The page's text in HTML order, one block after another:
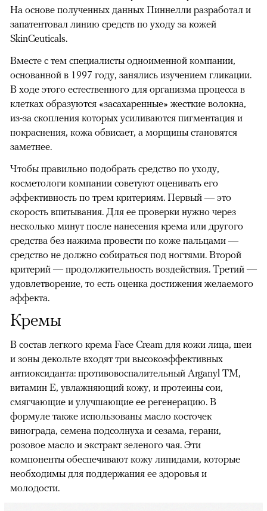
На основе полученных данных Пиннелли разработал и
запатентовал линию средств по уходу за кожей
SkinCeuticals.
Вместе с тем специалисты одноименной компании,
основанной в 1997 году, занялись изучением гликации.
В ходе этого естественного для организма процесса в
клетках образуются «засахаренные» жесткие волокна,
из-за скопления которых усиливаются пигментация и
покраснения, кожа обвисает, а морщины становятся
заметнее.
Чтобы правильно подобрать средство по уходу,
косметологи компании советуют оценивать его
эффективность по трем критериям. Первый — это
скорость впитывания. Для ее проверки нужно через
несколько минут после нанесения крема или другого
средства без нажима провести по коже пальцами —
средство не должно собираться под ногтями. Второй
критерий — продолжительность воздействия. Третий —
удовлетворение, то есть оценка достижения желаемого
эффекта.
Кремы
В состав легкого крема Face Cream для кожи лица, шеи
и зоны декольте входят три высокоэффективных
антиоксиданта: противовоспалительный Arganyl TM,
витамин E, увлажняющий кожу, и протеины сои,
смягчающие и улучшающие ее регенерацию. В
формуле также использованы масло косточек
винограда, семена подсолнуха и сезама, герани,
розовое масло и экстракт зеленого чая. Эти
компоненты обеспечивают кожу липидами, которые
необходимы для поддержания ее здоровья и
молодости.